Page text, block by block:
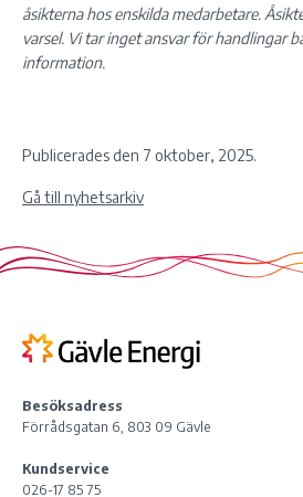
åsikterna hos enskilda medarbetare.
varsel. Vi tar inget ansvar för handlingar
information.
Publicerades den 7 oktober, 2025.
Gå till nyhetsarkiv
Besöksadress
Förrådsgatan 6, 803 09 Gävle
Kundservice
026-17 85 75